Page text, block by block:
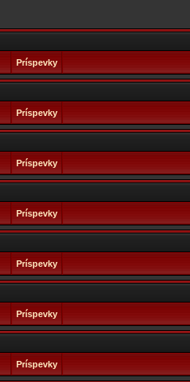
Príspevky
Príspevky
Príspevky
Príspevky
Príspevky
Príspevky
Príspevky